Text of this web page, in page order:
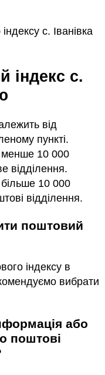
с. Іванівка
від
пункті.
менше 10 000
відділення.
більше 10 000
відділення.
індексу в
вибрати
поштові